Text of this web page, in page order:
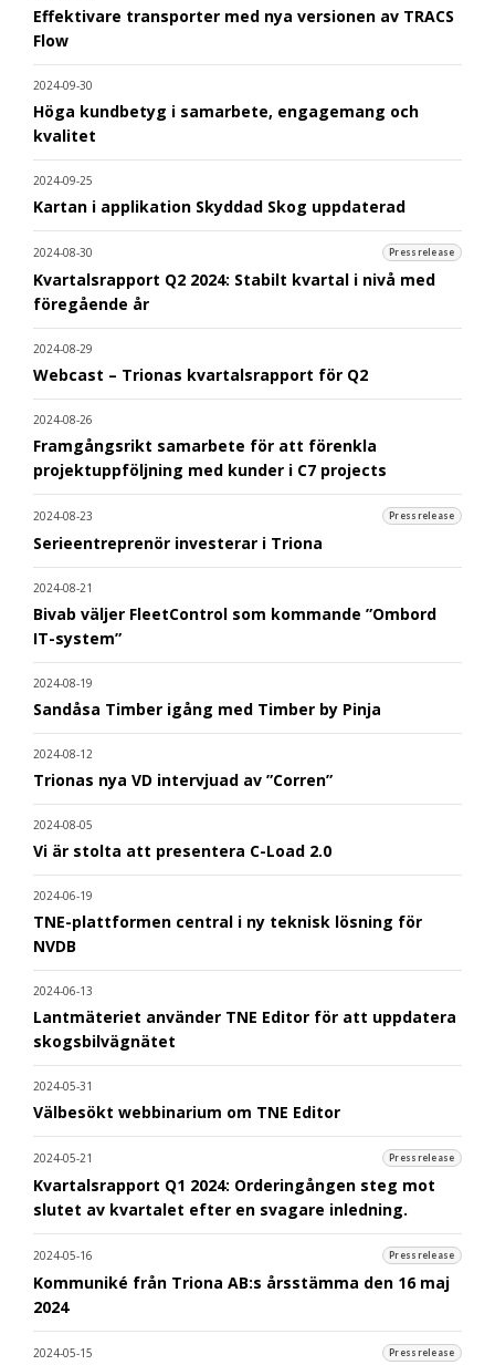
Effektivare transporter med nya versionen av TRACS
Flow
2024-09-30
Höga kundbetyg i samarbete, engagemang och
kvalitet
2024-09-25
Kartan i applikation Skyddad Skog uppdaterad
2024-08-30 Pressrelease
Kvartalsrapport Q2 2024: Stabilt kvartal i nivå med
föregående år
2024-08-29
Webcast – Trionas kvartalsrapport för Q2
2024-08-26
Framgångsrikt samarbete för att förenkla
projektuppföljning med kunder i C7 projects
2024-08-23 Pressrelease
Serieentreprenör investerar i Triona
2024-08-21
Bivab väljer FleetControl som kommande ”Ombord
IT-system”
2024-08-19
Sandåsa Timber igång med Timber by Pinja
2024-08-12
Trionas nya VD intervjuad av ”Corren”
2024-08-05
Vi är stolta att presentera C-Load 2.0
2024-06-19
TNE-plattformen central i ny teknisk lösning för
NVDB
2024-06-13
Lantmäteriet använder TNE Editor för att uppdatera
skogsbilvägnätet
2024-05-31
Välbesökt webbinarium om TNE Editor
2024-05-21 Pressrelease
Kvartalsrapport Q1 2024: Orderingången steg mot
slutet av kvartalet efter en svagare inledning.
2024-05-16 Pressrelease
Kommuniké från Triona AB:s årsstämma den 16 maj
2024
2024-05-15 Pressrelease